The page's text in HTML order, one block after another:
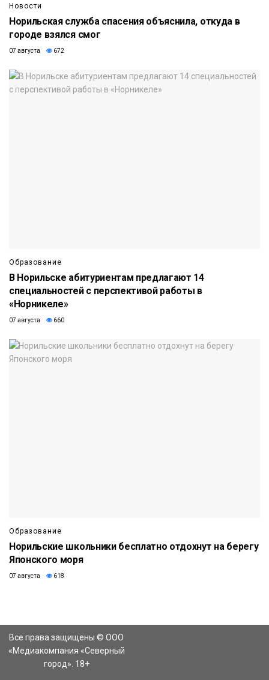
Новости
Норильская служба спасения объяснила, откуда в
городе взялся смог
07 августа 672
Образование
В Норильске абитуриентам предлагают 14
специальностей с перспективой работы в
«Норникеле»
07 августа 660
Образование
Норильские школьники бесплатно отдохнут на берегу
Японского моря
07 августа 618
Все права защищены © ООО
«Медиакомпания «Северный
город». 18+